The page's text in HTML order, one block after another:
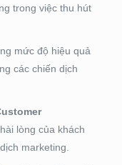
trong việc thu hút
mức độ hiệu quả
các chiến dịch
lòng của khách
marketing.